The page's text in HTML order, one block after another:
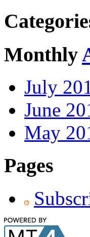
Monthly
July
June
May
Pages